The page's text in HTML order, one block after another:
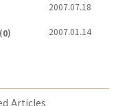
2007.07.18
(0) 2007.01.14
Articles